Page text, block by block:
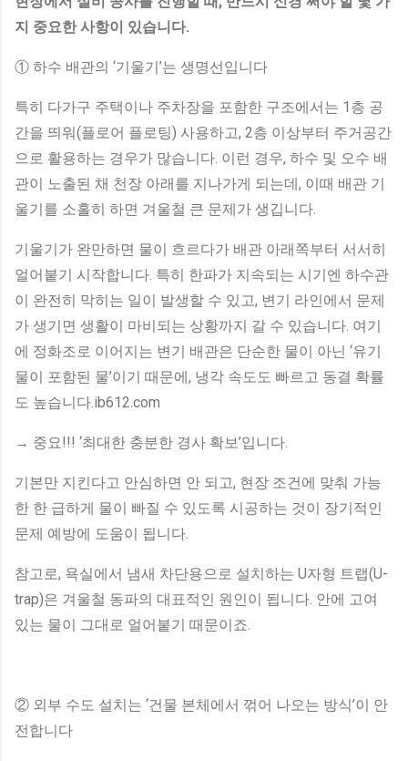
지 중요한 사항이 있습니다.
① 하수 배관의 ‘기울기’는 생명선입니다
특히 다가구 주택이나 주차장을 포함한 구조에서는 1층 공
간을 띄워(플로어 플로팅) 사용하고, 2층 이상부터 주거공간
으로 활용하는 경우가 많습니다. 이런 경우, 하수 및 오수 배
관이 노출된 채 천장 아래를 지나가게 되는데, 이때 배관 기
울기를 소홀히 하면 겨울철 큰 문제가 생깁니다.
기울기가 완만하면 물이 흐르다가 배관 아래쪽부터 서서히
얼어붙기 시작합니다. 특히 한파가 지속되는 시기엔 하수관
이 완전히 막히는 일이 발생할 수 있고, 변기 라인에서 문제
가 생기면 생활이 마비되는 상황까지 갈 수 있습니다. 여기
에 정화조로 이어지는 변기 배관은 단순한 물이 아닌 ‘유기
물이 포함된 물’이기 때문에, 냉각 속도도 빠르고 동결 확률
도 높습니다.ib612.com
→ 중요!!! ‘최대한 충분한 경사 확보’입니다.
기본만 지킨다고 안심하면 안 되고, 현장 조건에 맞춰 가능
한 한 급하게 물이 빠질 수 있도록 시공하는 것이 장기적인
문제 예방에 도움이 됩니다.
참고로, 욕실에서 냄새 차단용으로 설치하는 U자형 트랩(U-
trap)은 겨울철 동파의 대표적인 원인이 됩니다. 안에 고여
있는 물이 그대로 얼어붙기 때문이죠.
② 외부 수도 설치는 ‘건물 본체에서 꺾어 나오는 방식’이 안
전합니다